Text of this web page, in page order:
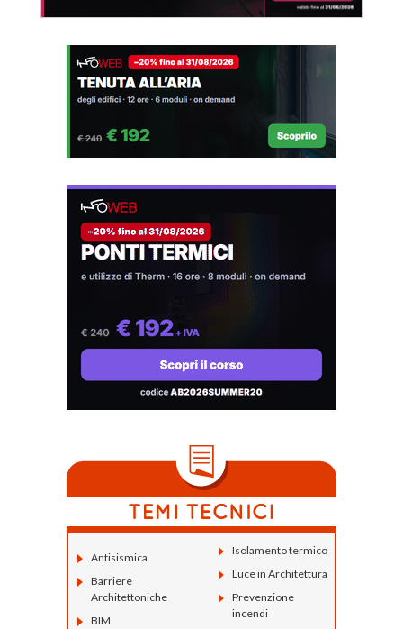
Antisismica
Barriere
Architettoniche
BIM
Isolamento termico
Luce in Architettura
Prevenzione
incendi